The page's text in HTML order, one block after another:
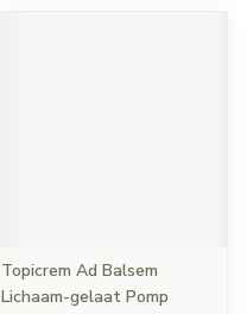
Topicrem Ad Balsem
Lichaam-gelaat Pomp